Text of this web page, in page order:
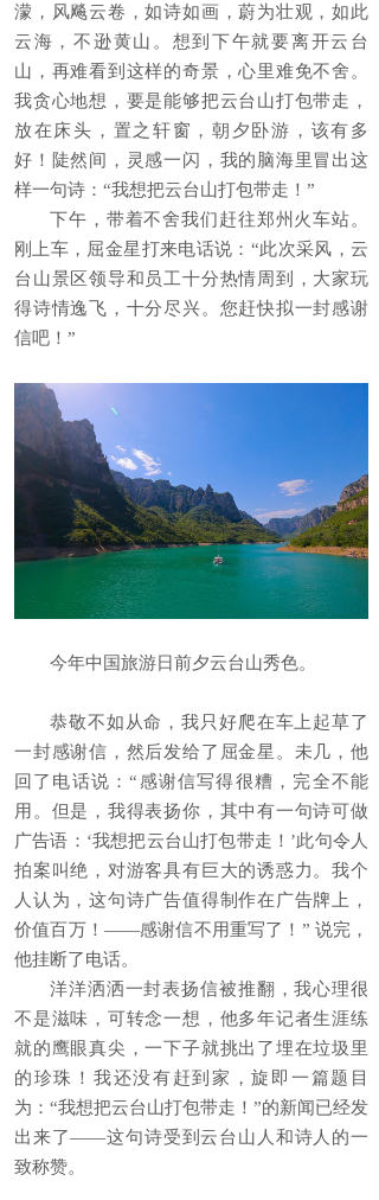
濛，风飚云卷，如诗如画，蔚为壮观，如此
云海，不逊黄山。想到下午就要离开云台
山，再难看到这样的奇景，心里难免不舍。
我贪心地想，要是能够把云台山打包带走，
放在床头，置之轩窗，朝夕卧游，该有多
好！陡然间，灵感一闪，我的脑海里冒出这
样一句诗：“我想把云台山打包带走！”
下午，带着不舍我们赶往郑州火车站。
刚上车，屈金星打来电话说：“此次采风，云
台山景区领导和员工十分热情周到，大家玩
得诗情逸飞，十分尽兴。您赶快拟一封感谢
信吧！”
今年中国旅游日前夕云台山秀色。
恭敬不如从命，我只好爬在车上起草了
一封感谢信，然后发给了屈金星。未几，他
回了电话说：“感谢信写得很糟，完全不能
用。但是，我得表扬你，其中有一句诗可做
广告语：‘我想把云台山打包带走！’此句令人
拍案叫绝，对游客具有巨大的诱惑力。我个
人认为，这句诗广告值得制作在广告牌上，
价值百万！——感谢信不用重写了！” 说完，
他挂断了电话。
洋洋洒洒一封表扬信被推翻，我心理很
不是滋味，可转念一想，他多年记者生涯练
就的鹰眼真尖，一下子就挑出了埋在垃圾里
的珍珠！我还没有赶到家，旋即一篇题目
为：“我想把云台山打包带走！”的新闻已经发
出来了——这句诗受到云台山人和诗人的一
致称赞。